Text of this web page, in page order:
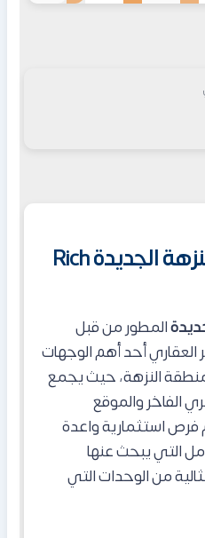
مول ريتش بوينت النزهة الجديدة Rich
المطور من قبل
أحد أهم الوجهات
منطقة النزهة، حيث يجمع
الفاخر والموقع
فرص استثمارية واعدة
التي يبحث عنها
من الوحدات التي